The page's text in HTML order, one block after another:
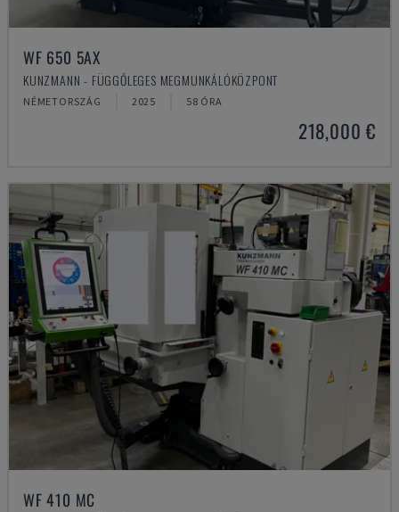
WF 650 5AX
KUNZMANN - FÜGGŐLEGES MEGMUNKÁLÓKÖZPONT
NÉMETORSZÁG 2025 58 ÓRA
218,000 €
WF 410 MC